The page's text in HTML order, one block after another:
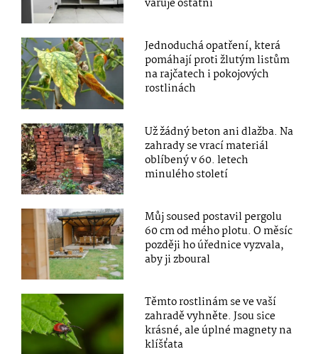
varuje ostatní
Jednoduchá opatření, která
pomáhají proti žlutým listům
na rajčatech i pokojových
rostlinách
Už žádný beton ani dlažba. Na
zahrady se vrací materiál
oblíbený v 60. letech
minulého století
Můj soused postavil pergolu
60 cm od mého plotu. O měsíc
později ho úřednice vyzvala,
aby ji zboural
Těmto rostlinám se ve vaší
zahradě vyhněte. Jsou sice
krásné, ale úplné magnety na
klíšťata